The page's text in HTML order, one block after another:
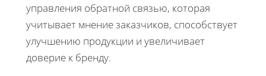
управления обратной связью, которая
учитывает мнение заказчиков, способствует
улучшению продукции и увеличивает
доверие к бренду.